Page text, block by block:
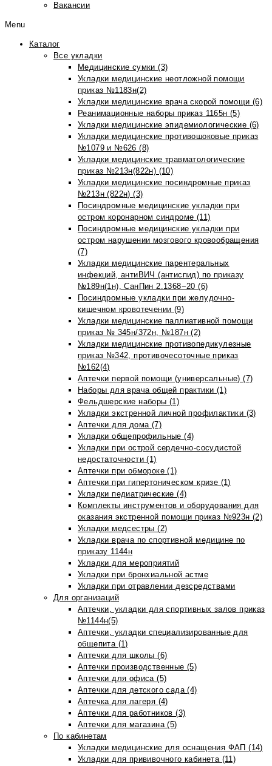
Вакансии
Menu
Каталог
Все укладки
Медицинские сумки (3)
Укладки медицинские неотложной помощи
приказ №1183н(2)
Укладки медицинские врача скорой помощи (6)
Реанимационные наборы приказ 1165н (5)
Укладки медицинские эпидемиологические (6)
Укладки медицинские противошоковые приказ
№1079 и №626 (8)
Укладки медицинские травматологические
приказ №213н(822н) (10)
Укладки медицинские посиндромные приказ
№213н (822н) (3)
Посиндромные медицинские укладки при
остром коронарном синдроме (11)
Посиндромные медицинские укладки при
остром нарушении мозгового кровообращения
(7)
Укладки медицинские парентеральных
инфекций, антиВИЧ (антиспид) по приказу
№189н(1н), СанПин 2.1368−20 (6)
Посиндромные укладки при желудочно-
кишечном кровотечении (9)
Укладки медицинские паллиативной помощи
приказ № 345н/372н, №187н (2)
Укладки медицинские противопедикулезные
приказ №342, противочесоточные приказ
№162(4)
Аптечки первой помощи (универсальные) (7)
Наборы для врача общей практики (1)
Фельдшерские наборы (1)
Укладки экстренной личной профилактики (3)
Аптечки для дома (7)
Укладки общепрофильные (4)
Укладки при острой сердечно-сосудистой
недостаточности (1)
Аптечки при обмороке (1)
Аптечки при гипертоническом кризе (1)
Укладки педиатрические (4)
Комплекты инструментов и оборудования для
оказания экстренной помощи приказ №923н (2)
Укладки медсестры (2)
Укладки врача по спортивной медицине по
приказу 1144н
Укладки для мероприятий
Укладки при бронхиальной астме
Укладки при отравлении дезсредствами
Для организаций
Аптечки, укладки для спортивных залов приказ
№1144н(5)
Аптечки, укладки специализированные для
общепита (1)
Аптечки для школы (6)
Аптечки производственные (5)
Аптечки для офиса (5)
Аптечки для детского сада (4)
Аптечка для лагеря (4)
Аптечки для работников (3)
Аптечки для магазина (5)
По кабинетам
Укладки медицинские для оснащения ФАП (14)
Укладки для прививочного кабинета (11)